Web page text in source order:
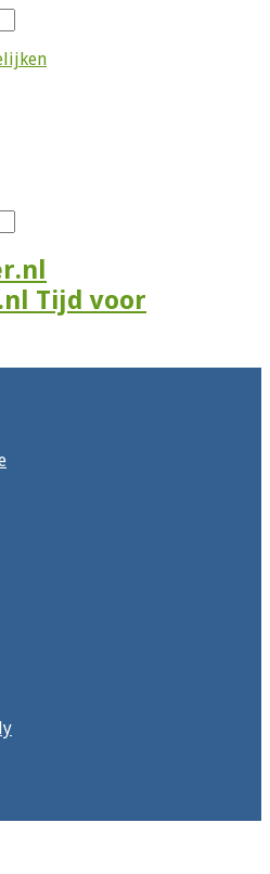
Tijd voor